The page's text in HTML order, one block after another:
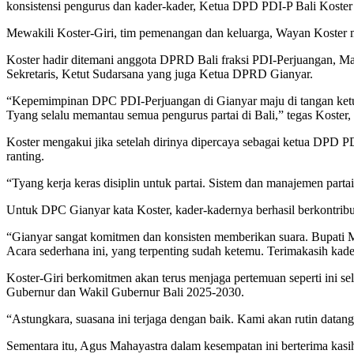
konsistensi pengurus dan kader-kader, Ketua DPD PDI-P Bali
Mewakili Koster-Giri, tim pemenangan dan keluarga, Wayan Koster
Koster hadir ditemani anggota DPRD Bali fraksi PDI-Perjuangan,
Sekretaris, Ketut Sudarsana yang juga Ketua DPRD Gianyar.
“Kepemimpinan DPC PDI-Perjuangan di Gianyar maju di tangan
Tyang selalu memantau semua pengurus partai di Bali,” tegas
Koster mengakui jika setelah dirinya dipercaya sebagai ketua DPD
ranting.
“Tyang kerja keras disiplin untuk partai. Sistem dan manajemen
Untuk DPC Gianyar kata Koster, kader-kadernya berhasil
“Gianyar sangat komitmen dan konsisten memberikan suara.
Acara sederhana ini, yang terpenting sudah ketemu. Terimakasih
Koster-Giri berkomitmen akan terus menjaga pertemuan seperti ini
Gubernur dan Wakil Gubernur Bali 2025-2030.
“Astungkara, suasana ini terjaga dengan baik. Kami akan rutin
Sementara itu, Agus Mahayastra dalam kesempatan ini berterima